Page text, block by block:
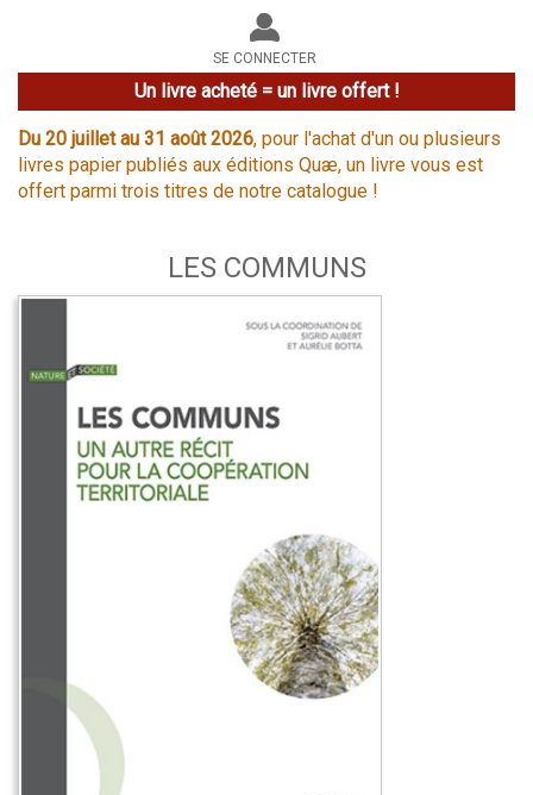
le
site
SE CONNECTER
Un livre acheté = un livre offert !
Du 20 juillet au 31 août 2026, pour l'achat d'un ou plusieurs
livres papier publiés aux éditions Quæ, un livre vous est
offert parmi trois titres de notre catalogue !
LES COMMUNS